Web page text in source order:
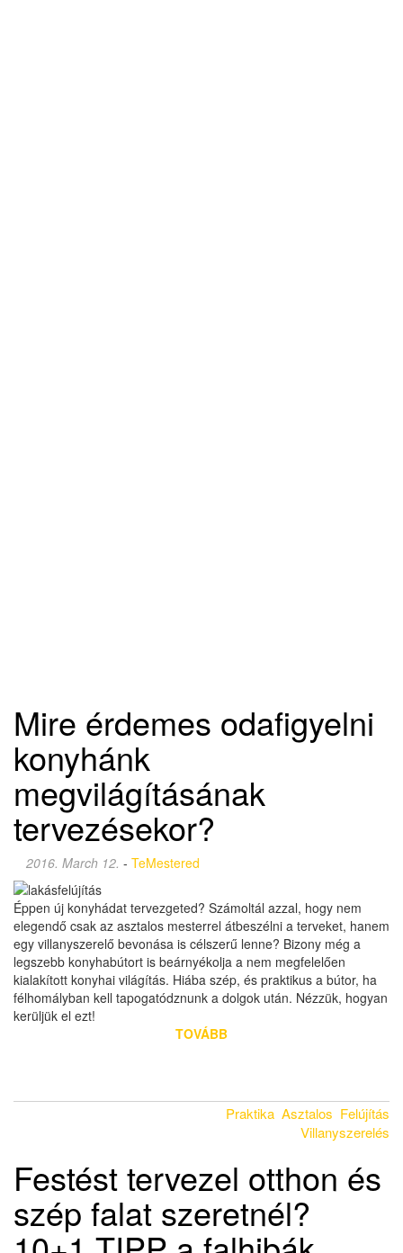
Mire érdemes odafigyelni
konyhánk
megvilágításának
tervezésekor?
2016. March 12. - TeMestered
Éppen új konyhádat tervezgeted? Számoltál azzal, hogy nem
elegendő csak az asztalos mesterrel átbeszélni a terveket, hanem
egy villanyszerelő bevonása is célszerű lenne? Bizony még a
legszebb konyhabútort is beárnyékolja a nem megfelelően
kialakított konyhai világítás. Hiába szép, és praktikus a bútor, ha
félhomályban kell tapogatódznunk a dolgok után. Nézzük, hogyan
kerüljük el ezt!
TOVÁBB
Praktika Asztalos Felújítás
Villanyszerelés
Festést tervezel otthon és
szép falat szeretnél?